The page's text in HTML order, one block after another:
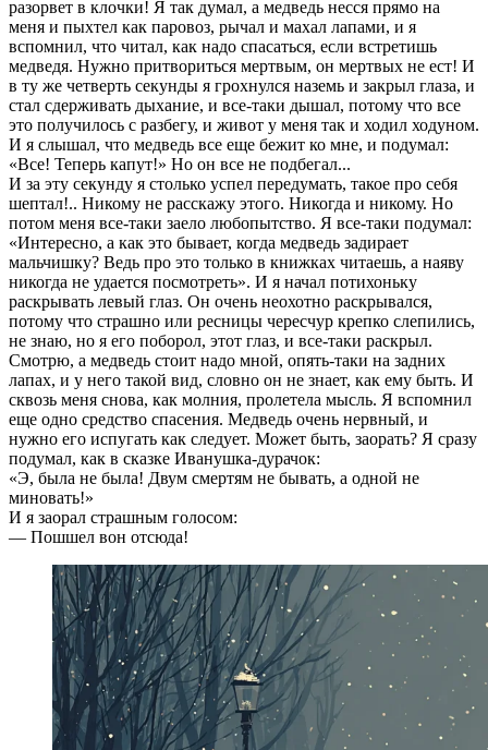
разорвет в клочки! Я так думал, а медведь несся прямо на
меня и пыхтел как паровоз, рычал и махал лапами, и я
вспомнил, что читал, как надо спасаться, если встретишь
медведя. Нужно притвориться мертвым, он мертвых не ест! И
в ту же четверть секунды я грохнулся наземь и закрыл глаза, и
стал сдерживать дыхание, и все-таки дышал, потому что все
это получилось с разбегу, и живот у меня так и ходил ходуном.
И я слышал, что медведь все еще бежит ко мне, и подумал:
«Все! Теперь капут!» Но он все не подбегал...
И за эту секунду я столько успел передумать, такое про себя
шептал!.. Никому не расскажу этого. Никогда и никому. Но
потом меня все-таки заело любопытство. Я все-таки подумал:
«Интересно, а как это бывает, когда медведь задирает
мальчишку? Ведь про это только в книжках читаешь, а наяву
никогда не удается посмотреть». И я начал потихоньку
раскрывать левый глаз. Он очень неохотно раскрывался,
потому что страшно или ресницы чересчур крепко слепились,
не знаю, но я его поборол, этот глаз, и все-таки раскрыл.
Смотрю, а медведь стоит надо мной, опять-таки на задних
лапах, и у него такой вид, словно он не знает, как ему быть. И
сквозь меня снова, как молния, пролетела мысль. Я вспомнил
еще одно средство спасения. Медведь очень нервный, и
нужно его испугать как следует. Может быть, заорать? Я сразу
подумал, как в сказке Иванушка-дурачок:
«Э, была не была! Двум смертям не бывать, а одной не
миновать!»
И я заорал страшным голосом:
— Пошшел вон отсюда!